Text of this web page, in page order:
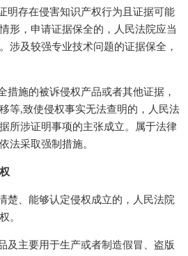
存在侵害知识产权行为且证据可能
形，申请证据保全的，人民法院应当
涉及较强专业技术问题的证据保全，
施的被诉侵权产品或者其他证据，
等,致使侵权事实无法查明的，人民法
所涉证明事项的主张成立。属于法律
法采取强制措施。
、能够认定侵权成立的，人民法院
。
主要用于生产或者制造假冒、盗版